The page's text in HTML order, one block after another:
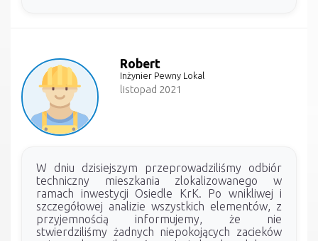
Robert
Inżynier Pewny Lokal
listopad 2021
W dniu dzisiejszym przeprowadziliśmy odbiór
techniczny mieszkania zlokalizowanego w
ramach inwestycji Osiedle KrK. Po wnikliwej i
szczegółowej analizie wszystkich elementów, z
przyjemnością informujemy, że nie
stwierdziliśmy żadnych niepokojących zacieków